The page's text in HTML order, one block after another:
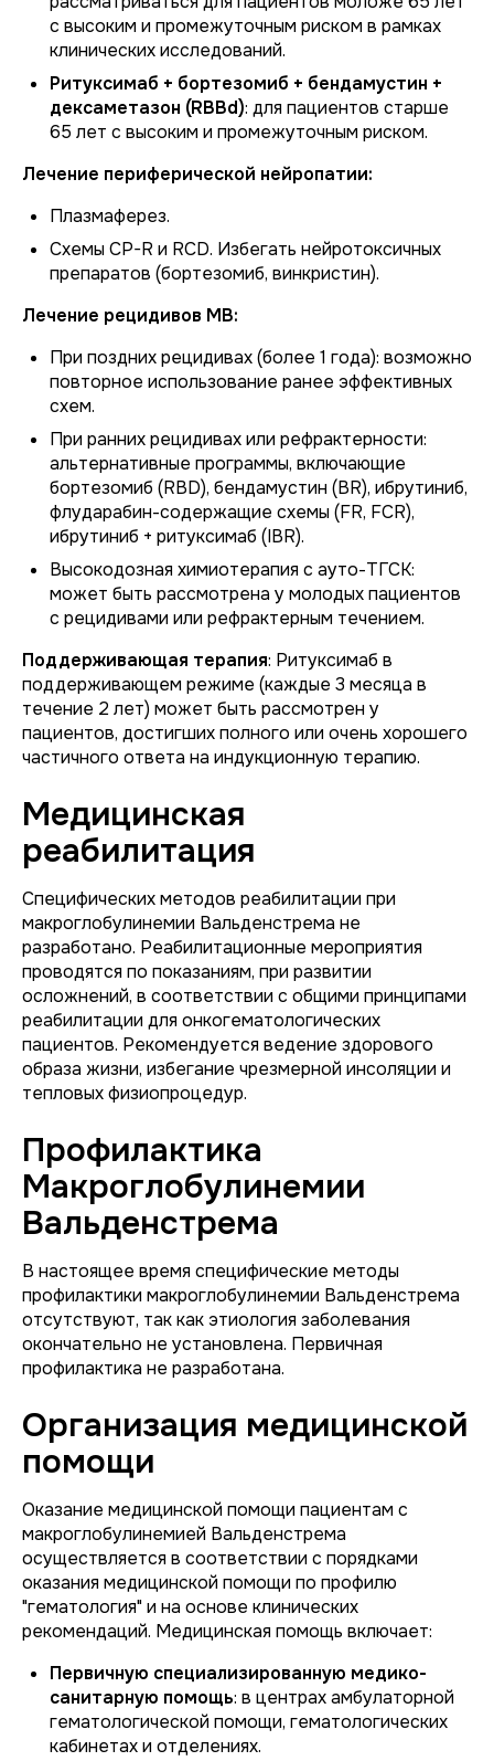
с высоким и промежуточным риском в рамках
клинических исследований.
Ритуксимаб + бортезомиб + бендамустин +
дексаметазон (RBBd): для пациентов старше
65 лет с высоким и промежуточным риском.
Лечение периферической нейропатии:
Плазмаферез.
Схемы CP-R и RCD. Избегать нейротоксичных
препаратов (бортезомиб, винкристин).
Лечение рецидивов МВ:
При поздних рецидивах (более 1 года): возможно
повторное использование ранее эффективных
схем.
При ранних рецидивах или рефрактерности:
альтернативные программы, включающие
бортезомиб (RBD), бендамустин (BR), ибрутиниб,
флударабин-содержащие схемы (FR, FCR),
ибрутиниб + ритуксимаб (IBR).
Высокодозная химиотерапия с ауто-ТГСК:
может быть рассмотрена у молодых пациентов
с рецидивами или рефрактерным течением.
Поддерживающая терапия: Ритуксимаб в
поддерживающем режиме (каждые 3 месяца в
течение 2 лет) может быть рассмотрен у
пациентов, достигших полного или очень хорошего
частичного ответа на индукционную терапию.
Медицинская
реабилитация
Специфических методов реабилитации при
макроглобулинемии Вальденстрема не
разработано. Реабилитационные мероприятия
проводятся по показаниям, при развитии
осложнений, в соответствии с общими принципами
реабилитации для онкогематологических
пациентов. Рекомендуется ведение здорового
образа жизни, избегание чрезмерной инсоляции и
тепловых физиопроцедур.
Профилактика
Макроглобулинемии
Вальденстрема
В настоящее время специфические методы
профилактики макроглобулинемии Вальденстрема
отсутствуют, так как этиология заболевания
окончательно не установлена. Первичная
профилактика не разработана.
Организация медицинской
помощи
Оказание медицинской помощи пациентам с
макроглобулинемией Вальденстрема
осуществляется в соответствии с порядками
оказания медицинской помощи по профилю
"гематология" и на основе клинических
рекомендаций. Медицинская помощь включает:
Первичную специализированную медико-
санитарную помощь: в центрах амбулаторной
гематологической помощи, гематологических
кабинетах и отделениях.